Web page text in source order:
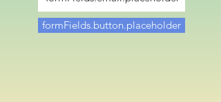
formFields.button.placeholder